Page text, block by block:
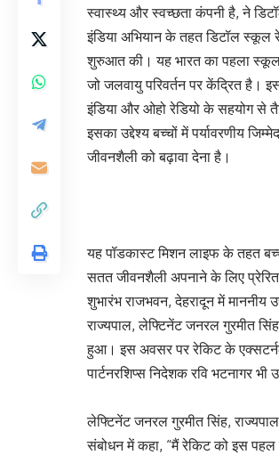
स्वास्थ्य और स्वच्छता कंपनी है, ने
इंडिया अभियान के तहत डिटॉल स्कूल
शुरुआत की। यह भारत का पहला स्कूल
जो जलवायु परिवर्तन पर केंद्रित है।
इंडिया और ओहो रेडियो के सहयोग से
इसका उद्देश्य बच्चों में पर्यावरणीय
जीवनशैली को बढ़ावा देना है।
यह पॉडकास्ट मिशन लाइफ के तहत
सतत जीवनशैली अपनाने के लिए
शुभारंभ राजभवन, देहरादून में माननीय
राज्यपाल, लेफ्टिनेंट जनरल गुरमीत
हुआ। इस अवसर पर रेकिट के
पार्टनरशिप्स निदेशक रवि भटनागर भी
लेफ्टिनेंट जनरल गुरमीत सिंह,
संबोधन में कहा, “मैं रेकिट को इस पहल